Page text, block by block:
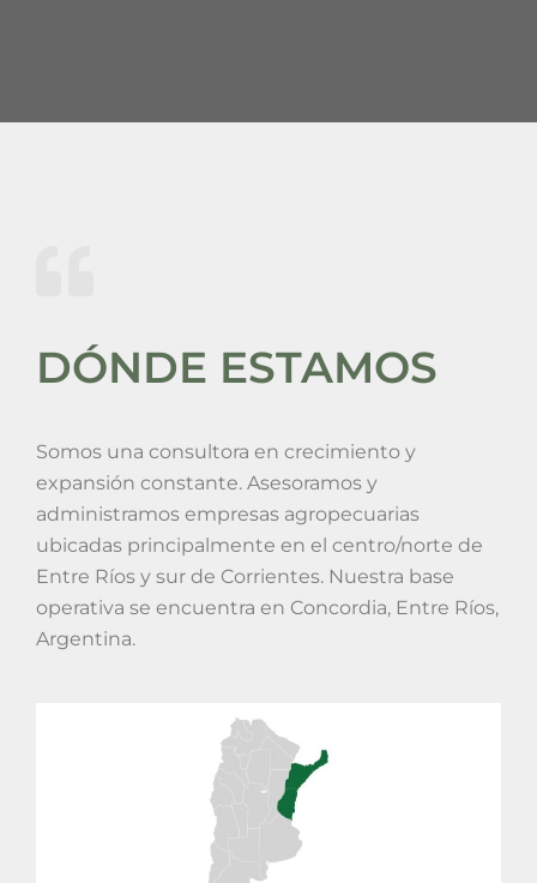
DÓNDE ESTAMOS
Somos una consultora en crecimiento y
expansión constante. Asesoramos y
administramos empresas agropecuarias
ubicadas principalmente en el centro/norte de
Entre Ríos y sur de Corrientes. Nuestra base
operativa se encuentra en Concordia, Entre Ríos,
Argentina.